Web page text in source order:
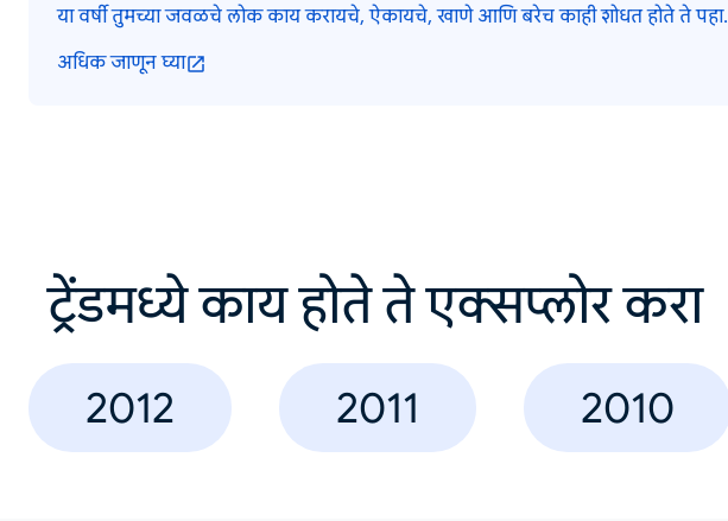
या वर्षी तुमच्या जवळचे लोक काय करायचे, ऐकायचे, खाणे आणि बरेच काही शोधत होते ते पहा.
अधिक जाणून घ्या
ट्रेंडमध्ये काय होते ते एक्सप्लोर करा
2012 2011 2010